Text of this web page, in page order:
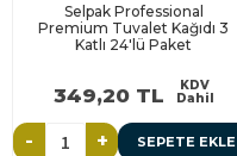
Selpak Professional
Premium Tuvalet Kağıdı 3
Katlı 24'lü Paket
349,20 TL
KDV
Dahil
- + SEPETE EKLE